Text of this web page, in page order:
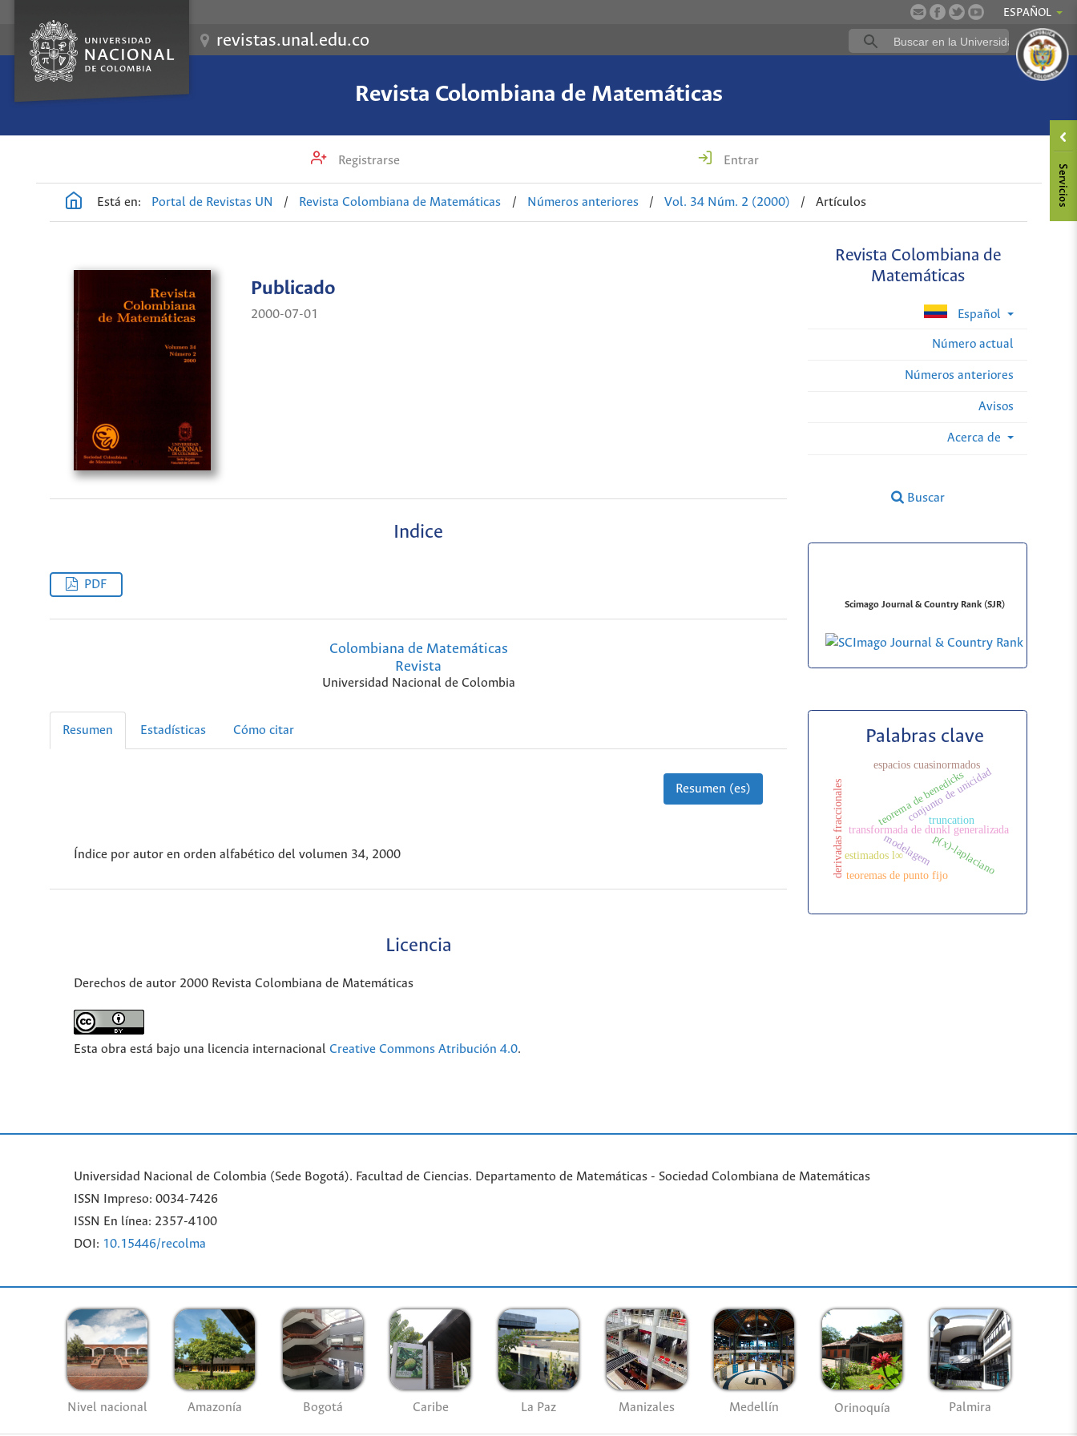
ESPAÑOL
revistas.unal.edu.co
Revista Colombiana de Matemáticas
Registrarse Entrar
Está en: Portal de Revistas UN / Revista Colombiana de Matemáticas / Números anteriores / Vol. 34 Núm. 2 (2000) / Artículos
Revista Colombiana de
Matemáticas
Español
Número actual
Números anteriores
Avisos
Acerca de
Buscar
Publicado
2000-07-01
Indice
PDF
Colombiana de Matemáticas
Revista
Universidad Nacional de Colombia
Resumen Estadísticas Cómo citar
Resumen (es)
Índice por autor en orden alfabético del volumen 34, 2000
Licencia
Derechos de autor 2000 Revista Colombiana de Matemáticas
Esta obra está bajo una licencia internacional Creative Commons Atribución 4.0.
Scimago Journal & Country Rank (SJR)
Palabras clave
transformada de dunkl generalizada
teorema de benedicks
modelagem
derivadas fraccionales
espacios cuasinormados
conjunto de unicidad
p(x)-laplaciano
teoremas de punto fijo
estimados l∞
truncation
Universidad Nacional de Colombia (Sede Bogotá). Facultad de Ciencias. Departamento de Matemáticas - Sociedad Colombiana de Matemáticas
ISSN Impreso: 0034-7426
ISSN En línea: 2357-4100
DOI: 10.15446/recolma
Nivel nacional Amazonía Bogotá Caribe La Paz Manizales Medellín Orinoquía Palmira